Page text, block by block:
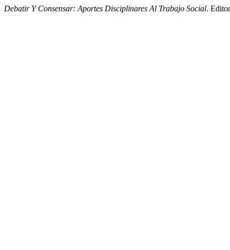
Debatir Y Consensar: Aportes Disciplinares Al Trabajo Social.